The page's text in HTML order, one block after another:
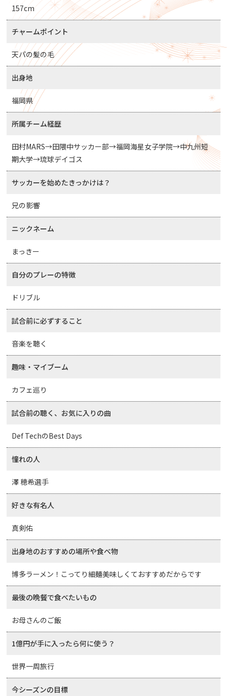
157cm
チャームポイント
天パの髪の毛
出身地
福岡県
所属チーム経歴
田村MARS→田隈中サッカー部→福岡海星女子学院→中九州短
期大学→琉球デイゴス
サッカーを始めたきっかけは？
兄の影響
ニックネーム
まっきー
自分のプレーの特徴
ドリブル
試合前に必ずすること
音楽を聴く
趣味・マイブーム
カフェ巡り
試合前の聴く、お気に入りの曲
Def TechのBest Days
憧れの人
澤 穂希選手
好きな有名人
真剣佑
出身地のおすすめの場所や食べ物
博多ラーメン！こってり細麺美味しくておすすめだからです
最後の晩餐で食べたいもの
お母さんのご飯
1億円が手に入ったら何に使う？
世界一周旅行
今シーズンの目標